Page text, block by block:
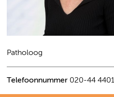
Patholoog
Telefoonnummer 020-44